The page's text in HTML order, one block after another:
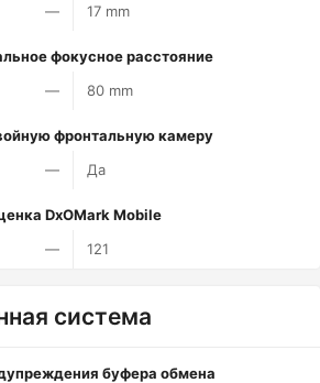
—
17 mm
фокусное расстояние
—
80 mm
фронтальную камеру
—
Да
DxOMark Mobile
—
121
система
буфера обмена